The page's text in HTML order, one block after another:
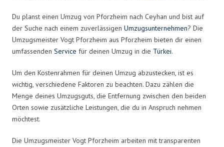
Du planst einen Umzug von Pforzheim nach Ceyhan und bist auf
der Suche nach einem zuverlässigen Umzugsunternehmen? Die
Umzugsmeister Vogt Pforzheim aus Pforzheim bieten dir einen
umfassenden Service für deinen Umzug in die Türkei.
Um den Kostenrahmen für deinen Umzug abzustecken, ist es
wichtig, verschiedene Faktoren zu beachten. Dazu zählen die
Menge deines Umzugsguts, die Entfernung zwischen den beiden
Orten sowie zusätzliche Leistungen, die du in Anspruch nehmen
möchtest.
Die Umzugsmeister Vogt Pforzheim arbeiten mit transparenten